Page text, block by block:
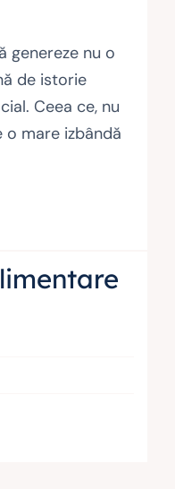
genereze nu o
de istorie
Ceea ce, nu
o mare izbândă